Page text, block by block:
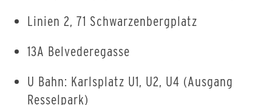
Linien 2, 71 Schwarzenbergplatz
13A Belvederegasse
U Bahn: Karlsplatz U1, U2, U4 (Ausgang
Resselpark)